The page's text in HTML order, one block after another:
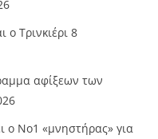
Τρινκιέρι 8
αφίξεων των
ο Νο1 «μνηστήρας» για